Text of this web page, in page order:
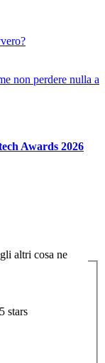
non perdere nulla a
Awards 2026
altri cosa ne
5 stars